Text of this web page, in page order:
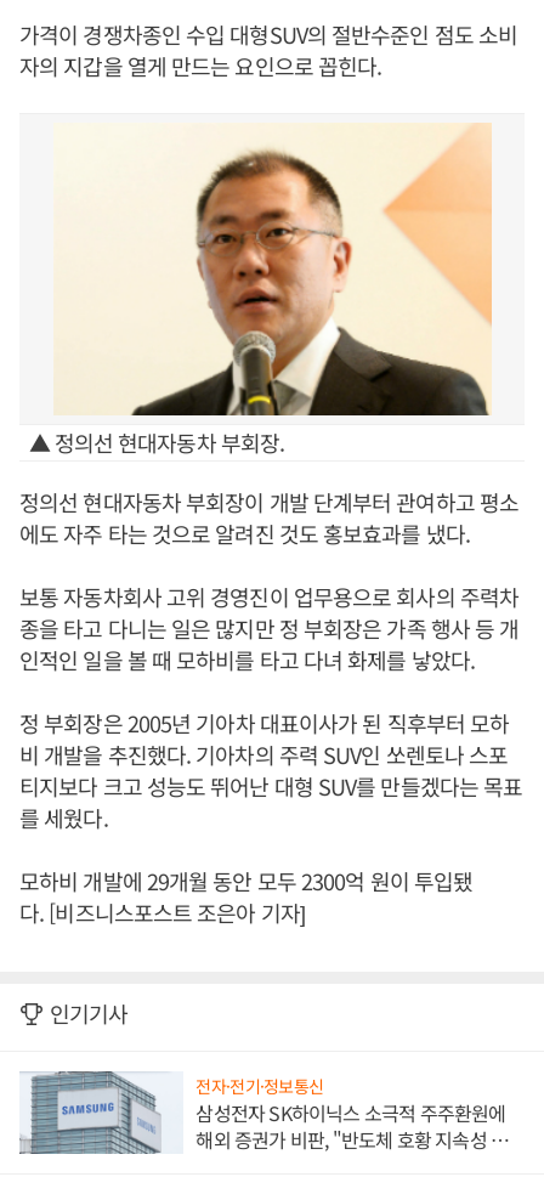
가격이 경쟁차종인 수입 대형SUV의 절반수준인 점도 소비
자의 지갑을 열게 만드는 요인으로 꼽힌다.
▲ 정의선 현대자동차 부회장.
정의선 현대자동차 부회장이 개발 단계부터 관여하고 평소
에도 자주 타는 것으로 알려진 것도 홍보효과를 냈다.
보통 자동차회사 고위 경영진이 업무용으로 회사의 주력차
종을 타고 다니는 일은 많지만 정 부회장은 가족 행사 등 개
인적인 일을 볼 때 모하비를 타고 다녀 화제를 낳았다.
정 부회장은 2005년 기아차 대표이사가 된 직후부터 모하
비 개발을 추진했다. 기아차의 주력 SUV인 쏘렌토나 스포
티지보다 크고 성능도 뛰어난 대형 SUV를 만들겠다는 목표
를 세웠다.
모하비 개발에 29개월 동안 모두 2300억 원이 투입됐
다. [비즈니스포스트 조은아 기자]
인기기사
전자·전기·정보통신
삼성전자 SK하이닉스 소극적 주주환원에
해외 증권가 비판, "반도체 호황 지속성 의